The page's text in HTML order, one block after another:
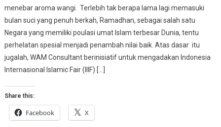
menebar aroma wangi. Terlebih tak berapa lama lagi memasuki
bulan suci yang penuh berkah, Ramadhan, sebagai salah satu
Negara yang memiliki poulasi umat Islam terbesar Dunia, tentu
perhelatan spesial menjadi penambah nilai baik. Atas dasar itu
jugalah, WAM Consultant berinisiatif untuk mengadakan Indonesia
Internasional lslamic Fair (IIIF) […]
Share this:
Facebook X